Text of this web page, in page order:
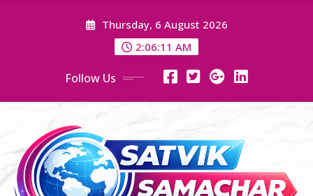
Thursday, 6 August 2026
2:06:12 AM
Follow Us